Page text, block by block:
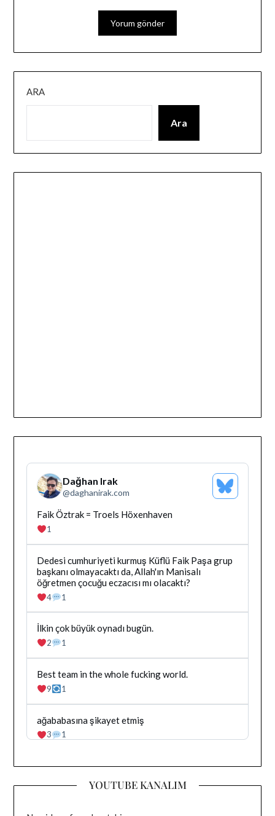
ARA
Ara
Dağhan Irak
@daghanirak.com
Bluesky
Profilini
Bluesky'da
Dağhan
Irak
tarafindan
yazilan
gonderiyi
goruntule
Faik Öztrak = Troels Höxenhaven
1
Bluesky'da
Dağhan
Irak
tarafindan
yazilan
gonderiyi
goruntule
Dedesi cumhuriyeti kurmuş Küflü Faik Paşa grup
başkanı olmayacaktı da, Allah'ın Manisalı
öğretmen çocuğu eczacısı mı olacaktı?
4 1
Bluesky'da
Dağhan
Irak
tarafindan
yazilan
gonderiyi
goruntule
İlkin çok büyük oynadı bugün.
2 1
Bluesky'da
Dağhan
Irak
tarafindan
yazilan
gonderiyi
goruntule
Best team in the whole fucking world.
9 1
Bluesky'da
Dağhan
Irak
goruntule
ağababasına şikayet etmiş
3 1
YOUTUBE KANALIM